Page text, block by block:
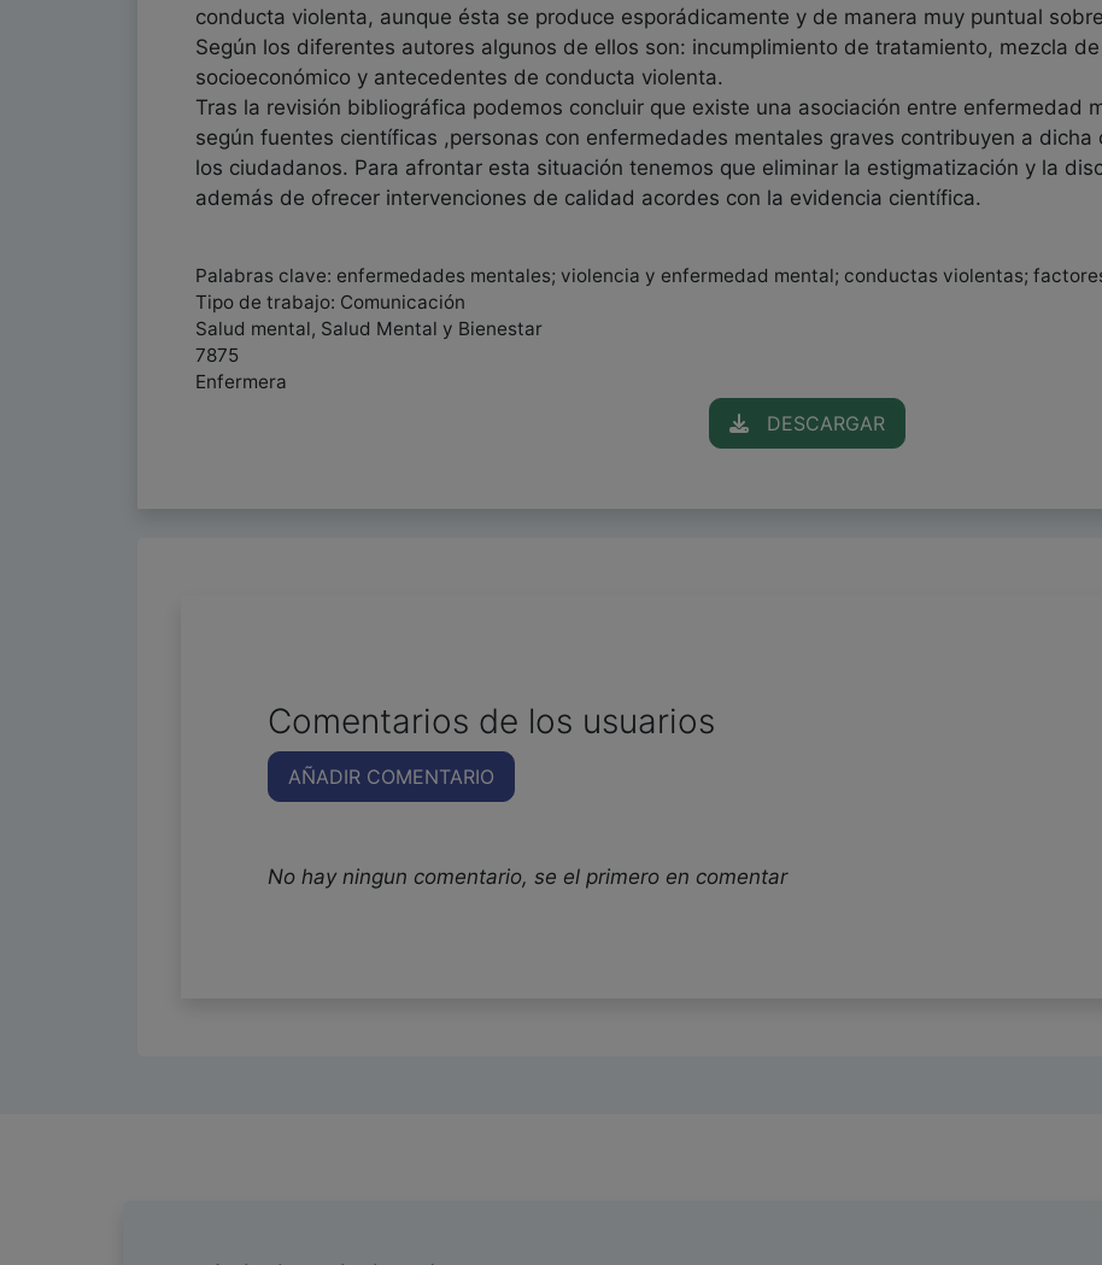
conducta violenta, aunque ésta se produce esporádicamente y de manera muy puntual
Según los diferentes autores algunos de ellos son: incumplimiento de tratamiento, mezcla
socioeconómico y antecedentes de conducta violenta.
Tras la revisión bibliográfica podemos concluir que existe una asociación entre enfermedad
según fuentes científicas ,personas con enfermedades mentales graves contribuyen a
los ciudadanos. Para afrontar esta situación tenemos que eliminar la estigmatización y la
además de ofrecer intervenciones de calidad acordes con la evidencia científica.
Palabras clave: enfermedades mentales; violencia y enfermedad mental; conductas violentas;
Tipo de trabajo: Comunicación
Salud mental, Salud Mental y Bienestar
7875
Enfermera
DESCARGAR
Comentarios de los usuarios
AÑADIR COMENTARIO
No hay ningun comentario, se el primero en comentar